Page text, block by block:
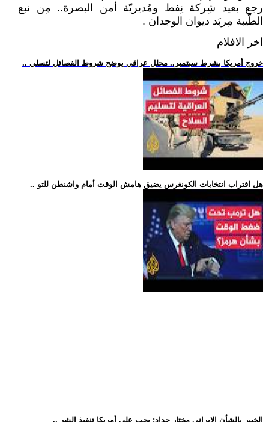
رجع بعيد شِركة نِفط ومُديريّة أمن البصرة.. مِن نبع
الطّيبة مِربَد ديوان الوجدان .
اخر الافلام
.. خروج أمريكا بشرط سبتمبر.. محلل عراقي يوضح شروط الفصائل لتسلي
.. هل اقتراب انتخابات الكونغرس يضيق هامش الوقت أمام واشنطن للتو
.. الخبير بالشأن الإيراني مختار حداد: يجب على أمريكا تنفيذ الشر